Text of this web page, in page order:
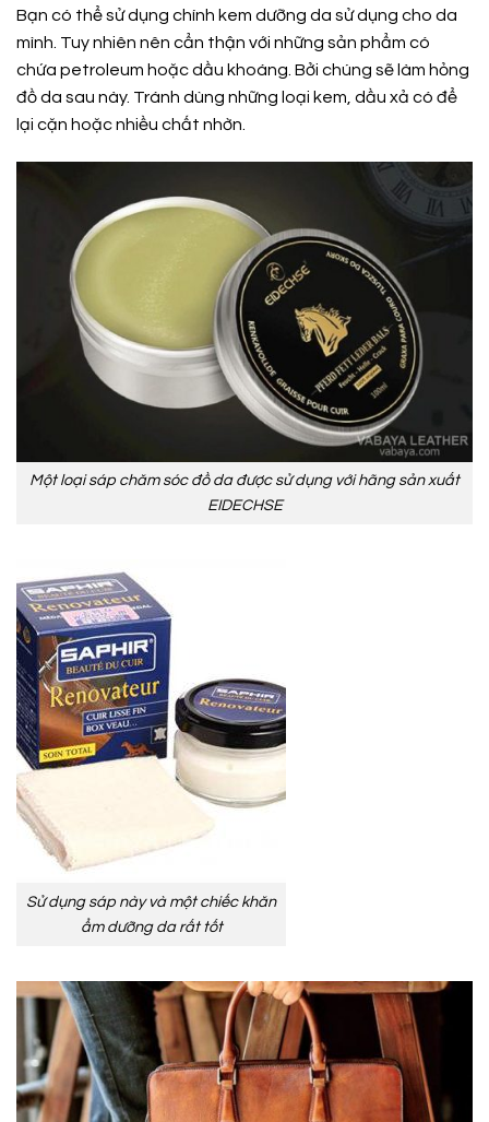
Bạn có thể sử dụng chính kem dưỡng da sử dụng cho da
mình. Tuy nhiên nên cẩn thận với những sản phẩm có
chứa petroleum hoặc dầu khoáng. Bởi chúng sẽ làm hỏng
đồ da sau này. Tránh dùng những loại kem, dầu xả có để
lại cặn hoặc nhiều chất nhờn.
Một loại sáp chăm sóc đồ da được sử dụng với hãng sản xuất
EIDECHSE
Sử dụng sáp này và một chiếc khăn
ẩm dưỡng da rất tốt